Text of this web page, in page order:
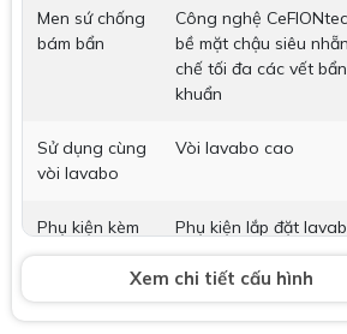
Chuyên Nghiệp và Tận
Dịch Vụ Lắp Đặt Bồn
Lavabo Lộc Nghi Cần Thơ
Men sứ chống
bám bẩn
Công nghệ
bề mặt chậu siêu
chế tối đa các vết
khuẩn
Sử dụng cùng
vòi lavabo
Vòi lavabo cao
Phụ kiện kèm
theo
Phụ kiện lắp đặt
Vòi lavabo Không bao gồm
Xem chi tiết cấu hình